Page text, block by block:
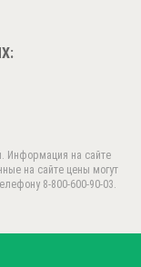
Информация на сайте
на сайте цены могут
8-800-600-90-03.